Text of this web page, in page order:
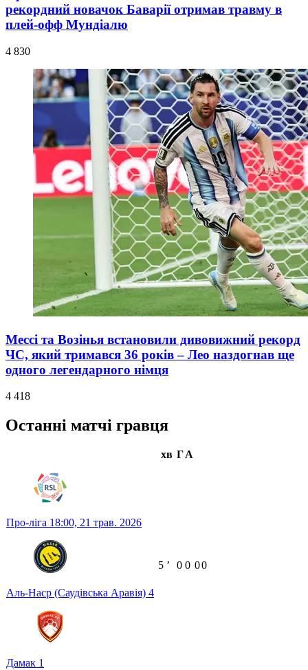
рекордний новачок Баварії отримав травму в
плей-офф Мундіалю
4 830
Мессі та Возінья встановили дивовижний рекорд
ЧС, який тримався 36 років – Лео наздогнав ще
одного легендарного німця
4 418
Останні матчі гравця
хв ГА
Про-ліга 18:00, 21 трав. 2026
Аль-Наср (Саудівська Аравія) 4
Дамак 1
5 ʼ 0 0 00